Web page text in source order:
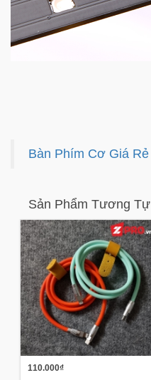
Bàn Phím Cơ Giá Rẻ
Sản Phẩm Tương Tự
110.000₫